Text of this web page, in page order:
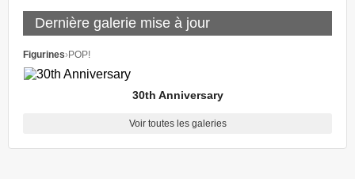
Dernière galerie mise à jour
Figurines›POP!
30th Anniversary
Voir toutes les galeries